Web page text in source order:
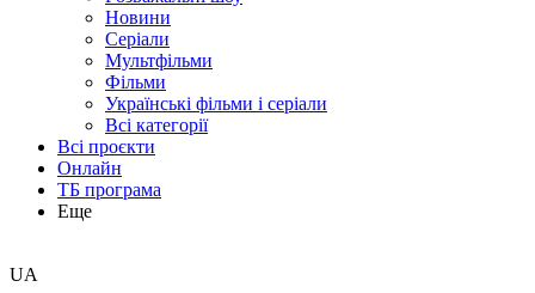
Новини
Серіали
Мультфільми
Фільми
Українські фільми і серіали
Всі категорії
Всі проєкти
Онлайн
ТБ програма
Еще
UA